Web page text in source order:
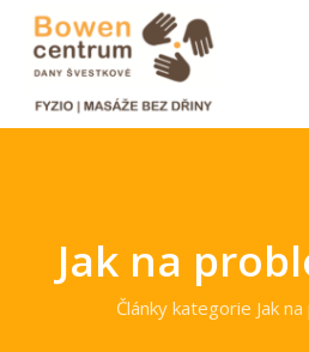
Jak na
Články kategorie Jak